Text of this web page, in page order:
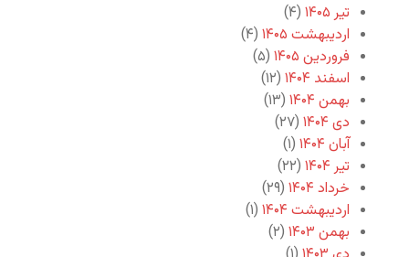
تیر ۱۴۰۵
(۴)
اردیبهشت ۱۴۰۵
(۴)
فروردین ۱۴۰۵
(۵)
اسفند ۱۴۰۴
(۱۲)
بهمن ۱۴۰۴
(۱۳)
دی ۱۴۰۴
(۲۷)
آبان ۱۴۰۴
(۱)
تیر ۱۴۰۴
(۲۲)
خرداد ۱۴۰۴
(۲۹)
اردیبهشت ۱۴۰۴
(۱)
بهمن ۱۴۰۳
(۲)